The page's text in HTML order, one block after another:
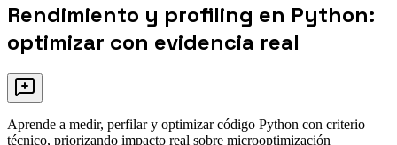
Rendimiento y profiling en Python:
optimizar con evidencia real
Aprende a medir, perfilar y optimizar código Python con criterio
técnico, priorizando impacto real sobre microoptimización